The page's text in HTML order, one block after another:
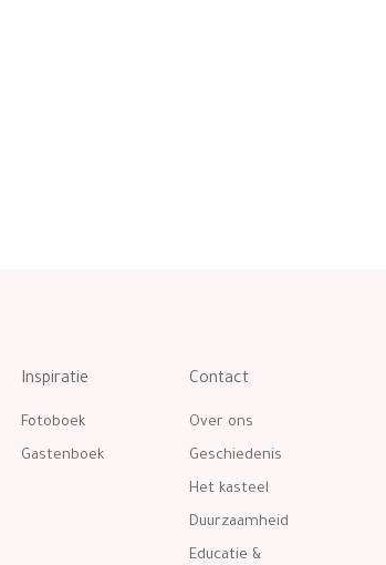
Inspiratie
Fotoboek
Gastenboek
Contact
Over ons
Geschiedenis
Het kasteel
Duurzaamheid
Educatie &